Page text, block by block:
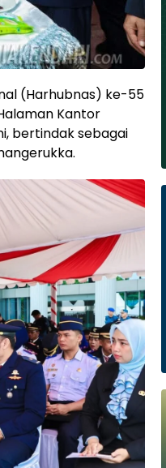
(Harhubnas) ke-55
Kantor
bertindak sebagai